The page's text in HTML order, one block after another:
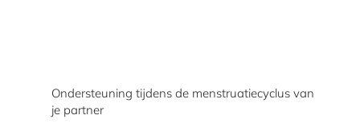
Ondersteuning tijdens de menstruatiecyclus van
je partner